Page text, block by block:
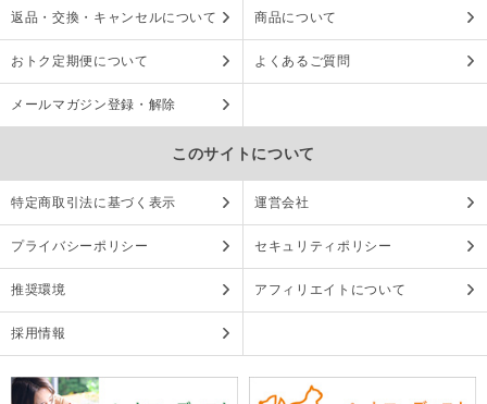
返品・交換・キャンセルについて 商品について
おトク定期便について よくあるご質問
メールマガジン登録・解除
このサイトについて
特定商取引法に基づく表示 運営会社
プライバシーポリシー セキュリティポリシー
推奨環境 アフィリエイトについて
採用情報